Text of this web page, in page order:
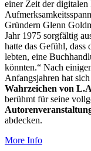
einer Zeit der
Gründern Glenn
Jahr 1975 sorgfältig
hatte das Gefühl, dass
lebten, eine
könnten.“ Nach
Anfangsjahren hat
Wahrzeichen von L.A
berühmt für seine
abdecken.
More Info